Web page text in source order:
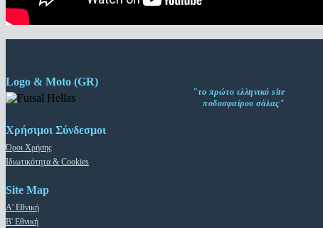
Logo & Moto (GR)
"το πρώτο ελληνικό site
ποδοσφαίρου σάλας"
Χρήσιμοι Σύνδεσμοι
Όροι Χρήσης
Ιδιωτικότητα & Cookies
Site Map
Α' Εθνική
Β' Εθνική